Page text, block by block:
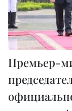
Премьер-